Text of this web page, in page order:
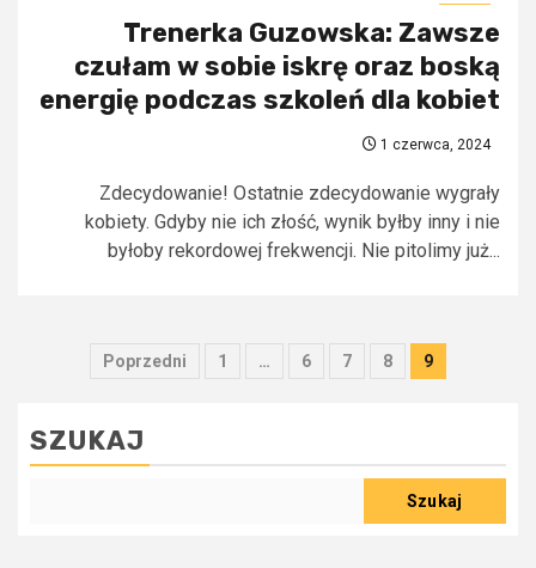
Trenerka Guzowska: Zawsze
czułam w sobie iskrę oraz boską
energię podczas szkoleń dla kobiet
1 czerwca, 2024
Zdecydowanie! Ostatnie zdecydowanie wygrały
kobiety. Gdyby nie ich złość, wynik byłby inny i nie
byłoby rekordowej frekwencji. Nie pitolimy już...
Stronicowanie
Poprzedni 1 … 6 7 8 9
SZUKAJ
Szukaj